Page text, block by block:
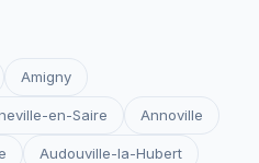
Amigny
en-Saire Annoville
Audouville-la-Hubert